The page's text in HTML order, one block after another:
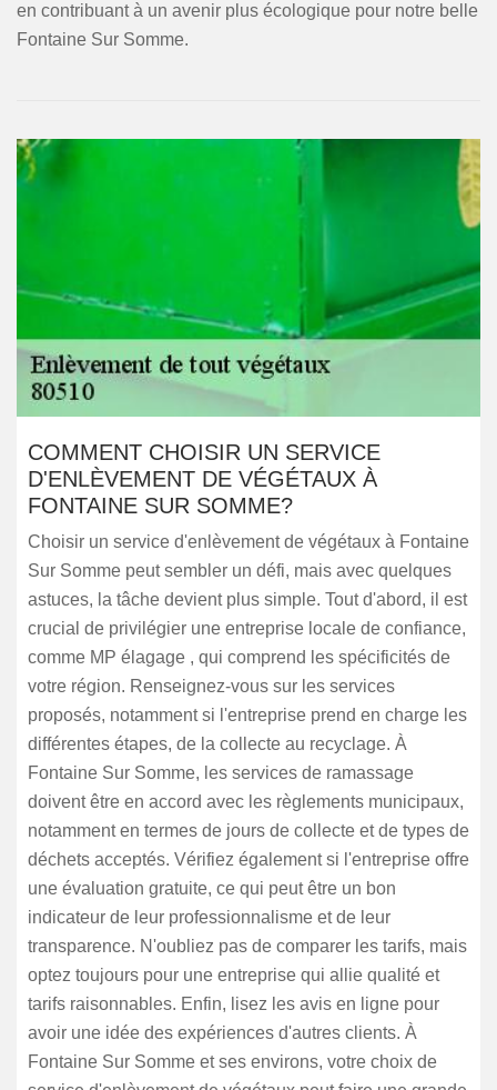
en contribuant à un avenir plus écologique pour notre belle
Fontaine Sur Somme.
COMMENT CHOISIR UN SERVICE
D'ENLÈVEMENT DE VÉGÉTAUX À
FONTAINE SUR SOMME?
Choisir un service d'enlèvement de végétaux à Fontaine
Sur Somme peut sembler un défi, mais avec quelques
astuces, la tâche devient plus simple. Tout d'abord, il est
crucial de privilégier une entreprise locale de confiance,
comme MP élagage , qui comprend les spécificités de
votre région. Renseignez-vous sur les services
proposés, notamment si l'entreprise prend en charge les
différentes étapes, de la collecte au recyclage. À
Fontaine Sur Somme, les services de ramassage
doivent être en accord avec les règlements municipaux,
notamment en termes de jours de collecte et de types de
déchets acceptés. Vérifiez également si l'entreprise offre
une évaluation gratuite, ce qui peut être un bon
indicateur de leur professionnalisme et de leur
transparence. N'oubliez pas de comparer les tarifs, mais
optez toujours pour une entreprise qui allie qualité et
tarifs raisonnables. Enfin, lisez les avis en ligne pour
avoir une idée des expériences d'autres clients. À
Fontaine Sur Somme et ses environs, votre choix de